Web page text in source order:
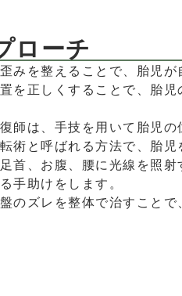
ローチ
歪みを整えることで、胎児
を正しくすることで、胎
師は、手技を用いて胎児
術と呼ばれる方法で、胎児
足首、お腹、腰に光線を照
手助けをします。
のズレを整体で治すこと